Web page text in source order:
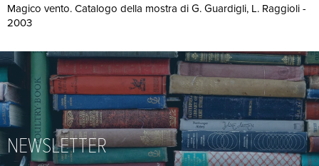
Magico vento. Catalogo della mostra di G. Guardigli, L. Raggioli -
2003
NEWSLETTER